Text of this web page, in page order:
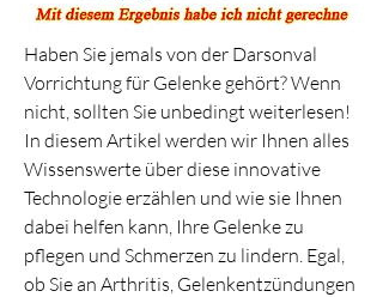
Haben Sie jemals von der Darsonval
Vorrichtung für Gelenke gehört? Wenn
nicht, sollten Sie unbedingt weiterlesen!
In diesem Artikel werden wir Ihnen alles
Wissenswerte über diese innovative
Technologie erzählen und wie sie Ihnen
dabei helfen kann, Ihre Gelenke zu
pflegen und Schmerzen zu lindern. Egal,
ob Sie an Arthritis, Gelenkentzündungen